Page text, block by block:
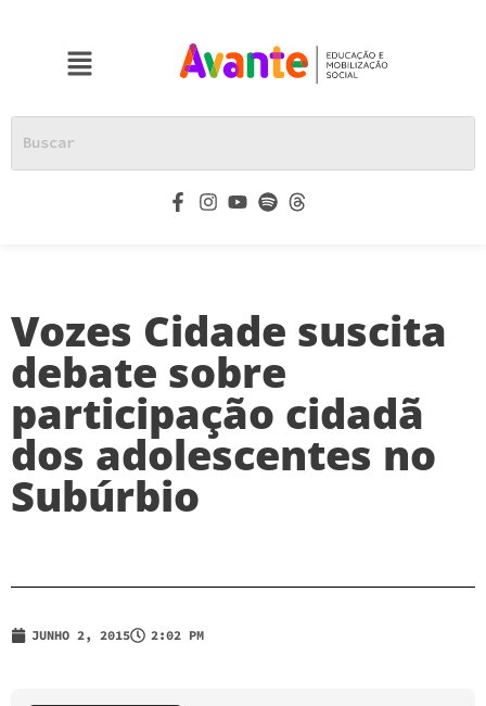
Vozes Cidade suscita
debate sobre
participação cidadã
dos adolescentes no
Subúrbio
JUNHO 2, 2015 2:02 PM